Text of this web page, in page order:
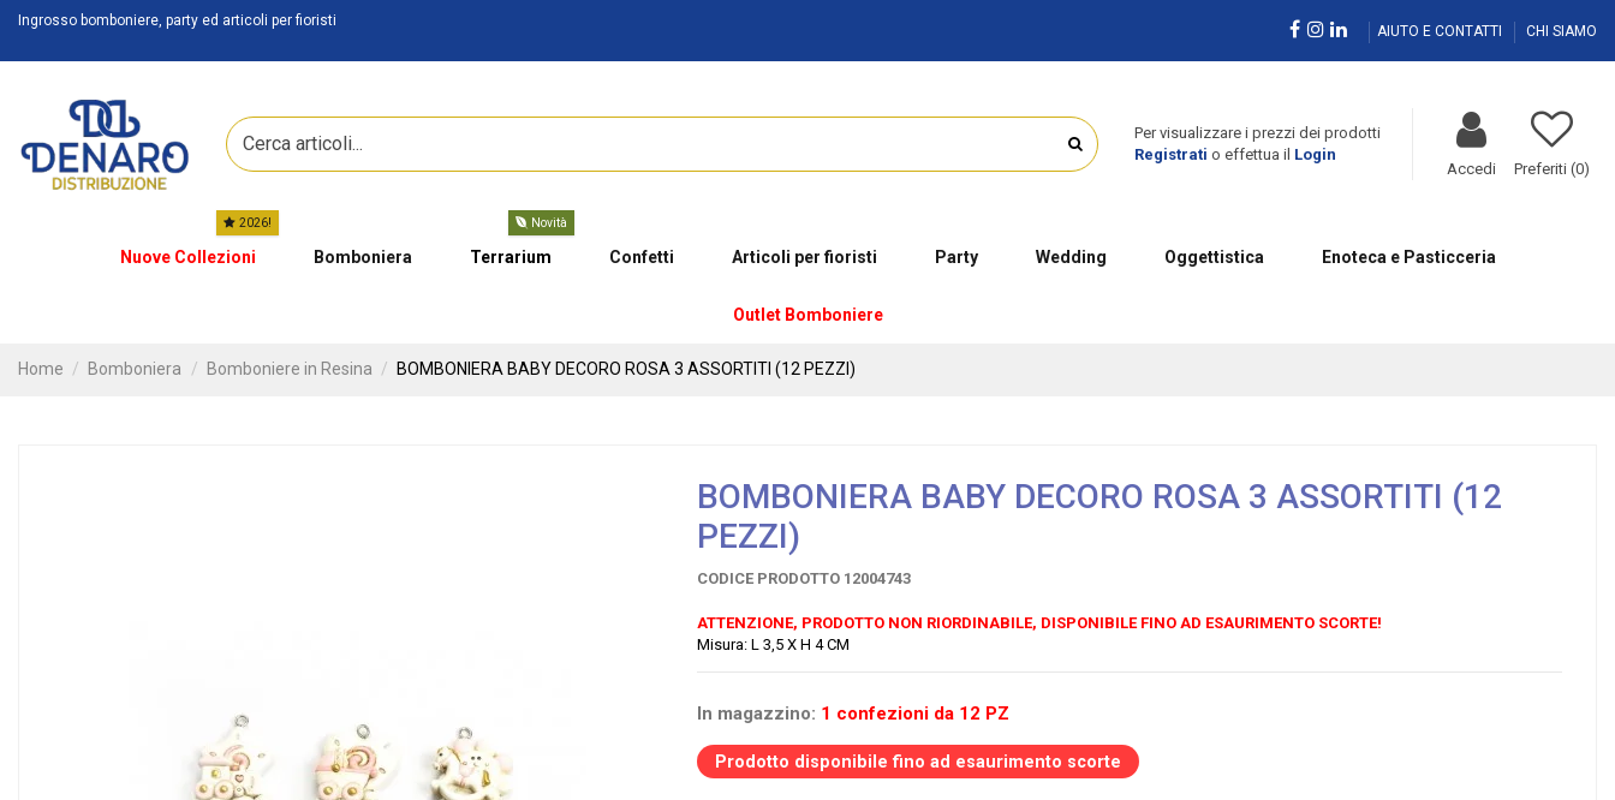
Ingrosso bomboniere, party ed articoli per fioristi
AIUTO E CONTATTI CHI SIAMO
Per visualizzare i prezzi dei prodotti
Registrati o effettua il Login
Accedi Preferiti (0)
Nuove Collezioni
2026!
Bomboniera Terrarium
Novità
Confetti Articoli per fioristi Party Wedding Oggettistica Enoteca e Pasticceria
Outlet Bomboniere
Home Bomboniera Bomboniere in Resina BOMBONIERA BABY DECORO ROSA 3 ASSORTITI (12 PEZZI)
BOMBONIERA BABY DECORO ROSA 3 ASSORTITI (12
PEZZI)
CODICE PRODOTTO 12004743
ATTENZIONE, PRODOTTO NON RIORDINABILE, DISPONIBILE FINO AD ESAURIMENTO SCORTE!
Misura: L 3,5 X H 4 CM
In magazzino: 1 confezioni da 12 PZ
Prodotto disponibile fino ad esaurimento scorte